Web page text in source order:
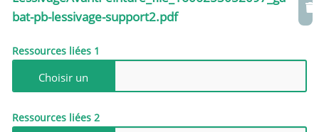
bat-pb-lessivage-support2.pdf
Ressources liées 1
Ressources liées 2